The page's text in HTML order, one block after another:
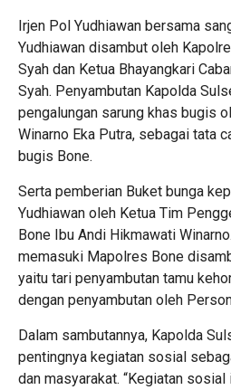
Irjen Pol Yudhiawan bersama
Yudhiawan disambut oleh
Syah dan Ketua Bhayangkari
Syah. Penyambutan Kapolda
pengalungan sarung khas bugis
Winarno Eka Putra, sebagai tata
bugis Bone.
Serta pemberian Buket bunga
Yudhiawan oleh Ketua Tim
Bone Ibu Andi Hikmawati
memasuki Mapolres Bone
yaitu tari penyambutan tamu
dengan penyambutan oleh
Dalam sambutannya, Kapolda
pentingnya kegiatan sosial
dan masyarakat. “Kegiatan